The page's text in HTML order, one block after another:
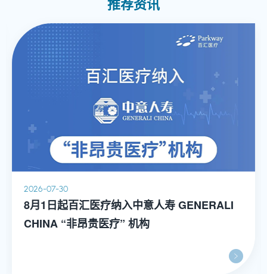
《来吧，大胆问》——写给所有女性的私密健康解答
书，副主编《妇科肿瘤面面观》，参编《缺铁性贫血及
相关疾病诊治》《女性性功能障碍康复100问》，翻译
《女性性功能障碍-FSD》，发表核心期刊及SCI论文十
余篇，并主持上海交通大学医学院毕业后医学教育课程
建设项目《妇科内镜手术培训与考核》。
2026-07-30
8月1日起百汇医疗纳入中意人寿 GENERALI
CHINA “非昂贵医疗” 机构